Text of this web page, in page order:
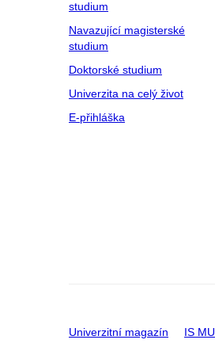
studium
Navazující magisterské
studium
Doktorské studium
Univerzita na celý život
E-přihláška
Univerzitní magazín IS MU